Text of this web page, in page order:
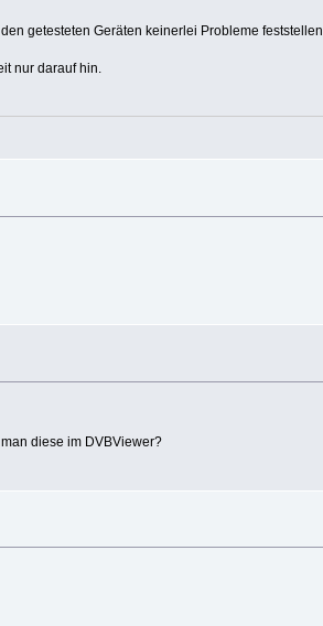
getesteten Geräten keinerlei Probleme feststellen.
nur darauf hin.
diese im DVBViewer?